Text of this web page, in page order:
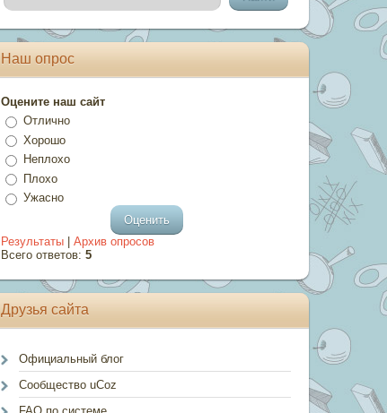
Наш опрос
Оцените наш сайт
Отлично
Хорошо
Неплохо
Плохо
Ужасно
Результаты |Архив опросов
Всего ответов:5
Друзья сайта
Официальный блог
Сообщество uCoz